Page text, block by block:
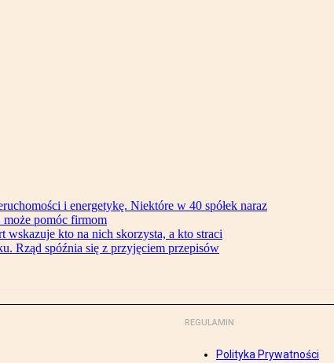
i energetykę. Niektóre w 40 spółek naraz
może pomóc firmom
wskazuje kto na nich skorzysta, a kto straci
Rząd spóźnia się z przyjęciem przepisów
REGULAMIN
Polityka Prywatności